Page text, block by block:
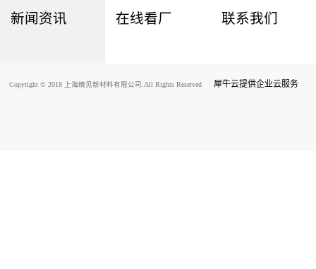
新闻资讯 在线看厂 联系我们
Copyright © 2018 上海精见新材料有限公司.All Rights Reserved 犀牛云提供企业云服务